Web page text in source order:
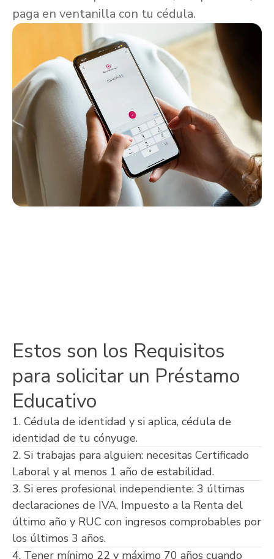
paga en ventanilla con tu cédula.
Estos son los Requisitos
para solicitar un Préstamo
Educativo
1. Cédula de identidad y si aplica, cédula de
identidad de tu cónyuge.
2. Si trabajas para alguien: necesitas Certificado
Laboral y al menos 1 año de estabilidad.
3. Si eres profesional independiente: 3 últimas
declaraciones de IVA, Impuesto a la Renta del
último año y RUC con ingresos comprobables por
los últimos 3 años.
4. Tener mínimo 22 y máximo 70 años cuando